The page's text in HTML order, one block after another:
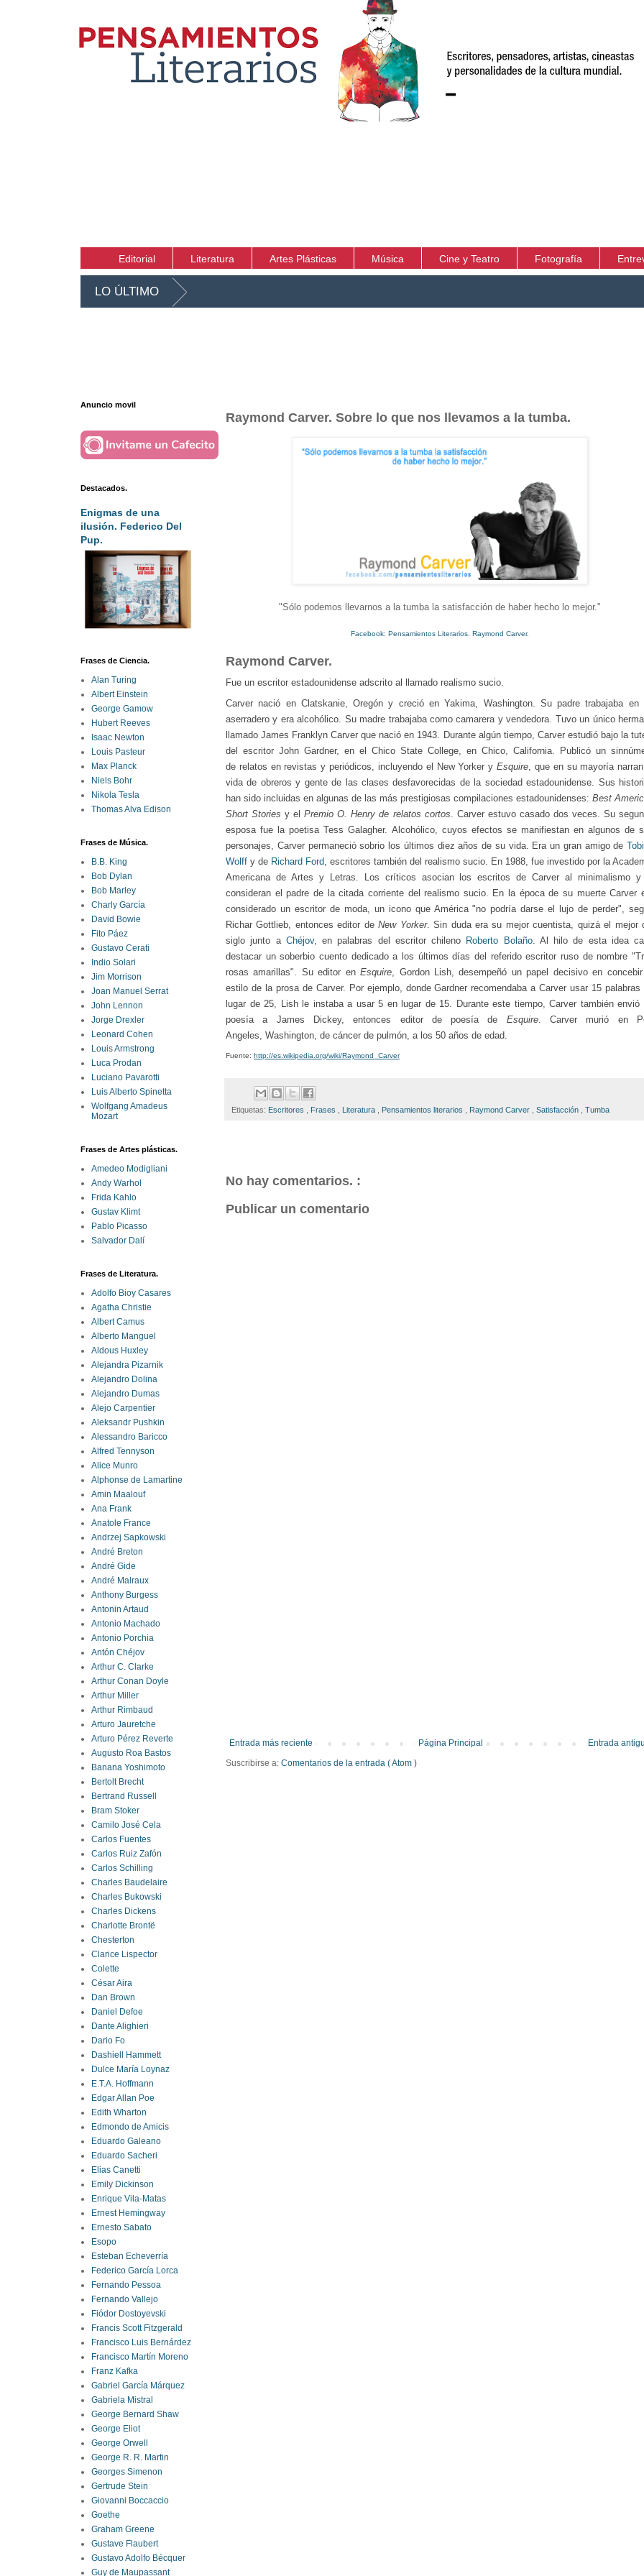
Editorial Literatura Artes Plásticas Música Cine y Teatro Fotografía
LO ÚLTIMO
Raymond Carver. Sobre lo que nos llevamos a la tumba.
"Sólo podemos llevarnos a la tumba la satisfacción de haber hecho lo mejor. "
Facebook: Pensamientos Literarios. Raymond Carver.
Raymond Carver.
Fue un escritor estadounidense adscrito al llamado realismo sucio.
Carver nació en Clatskanie, Oregón y creció en Yakima, Washington. Su padre trabajaba en
aserradero y era alcohólico. Su madre trabajaba como camarera y vendedora. Tuvo un único
llamado James Franklyn Carver que nació en 1943.
Durante algún tiempo, Carver estudió bajo la
del escritor John Gardner, en el Chico State College, en Chico California . Publicó un
de relatos en revistas y periódicos, incluyendo el New Yorker y Esquire , que en su mayoría
vida de obreros y gente de las clases desfavorecidas de la sociedad estadounidense . Sus
han sido incluidas en algunas de las más prestigiosas compilaciones estadounidenses: Best
Short Stories y el Premio O. Henry de relatos cortos
Carver estuvo casado dos veces. Su
esposa fue la poetisa Tess Galagher. Alcohólico , cuyos efectos se manifiestan en algunos de
personajes, Carver permaneció sobrio los últimos diez años de su vida. Era un gran amigo de
Wolff y de Richard Ford , escritores también del realismo sucio. En 1988 , fue investido por la
Americana de Artes y Letras.
Los críticos asocian los escritos de Carver al minimalismo y
consideran el padre de la citada corriente del realismo sucio. En la época de su muerte Carver
considerado un escritor de moda, un icono que América "no podría darse el lujo de perder",
Richar Gottlieb, entonces editor de New Yorker. Sin duda era su mejor cuentista, quizá el mejor
siglo junto a Chéjov, en palabras del escritor chileno Roberto Bolaño. Al hilo de esta idea
destacar un soberbio cuento dedicado a los últimos días del referido escritor ruso de nombre
rosas amarillas". Su editor en Esquire Gordon Lish , desempeñó un papel decisivo en
estilo de la prosa de Carver. Por ejemplo, donde Gardner recomendaba a Carver usar 15 palabras
lugar de 25, Lish le instaba a usar 5 en lugar de 15. Durante este tiempo, Carver también envió
poesía a James Dickey, entonces editor de poesía de
Esquire.Carver murió en
Angeles Washington , de cáncer de pulmón , a los 50 años de edad.
Fuente: http://es.wikipedia.org/wiki/Raymond_Carver
Etiquetas: Escritores Frases Literatura Pensamientos literarios Raymond Carver Satisfacción Tumba
No hay comentarios. :
Publicar un comentario
Entrada más reciente Entrada
Página Principal
Suscribirse a: Comentarios de la entrada ( Atom )
Anuncio movil
Destacados.
Enigmas de una
ilusión. Federico Del
Pup.
Frases de Ciencia.
Alan Turing
Albert Einstein
George Gamow
Hubert Reeves
Isaac Newton
Louis Pasteur
Max Planck
Niels Bohr
Nikola Tesla
Thomas Alva Edison
Frases de Música.
B.B. King
Bob Dylan
Bob Marley
Charly García
David Bowie
Fito Páez
Gustavo Cerati
Indio Solari
Jim Morrison
Joan Manuel Serrat
John Lennon
Jorge Drexler
Leonard Cohen
Louis Armstrong
Luca Prodan
Luciano Pavarotti
Luis Alberto Spinetta
Wolfgang Amadeus
Mozart
Frases de Artes plásticas.
Amedeo Modigliani
Andy Warhol
Frida Kahlo
Gustav Klimt
Pablo Picasso
Salvador Dalí
Frases de Literatura.
Adolfo Bioy Casares
Agatha Christie
Albert Camus
Alberto Manguel
Aldous Huxley
Alejandra Pizarnik
Alejandro Dolina
Alejandro Dumas
Alejo Carpentier
Aleksandr Pushkin
Alessandro Baricco
Alfred Tennyson
Alice Munro
Alphonse de Lamartine
Amin Maalouf
Ana Frank
Anatole France
Andrzej Sapkowski
André Breton
André Gide
André Malraux
Anthony Burgess
Antonin Artaud
Antonio Machado
Antonio Porchia
Antón Chéjov
Arthur C. Clarke
Arthur Conan Doyle
Arthur Miller
Arthur Rimbaud
Arturo Jauretche
Arturo Pérez Reverte
Augusto Roa Bastos
Banana Yoshimoto
Bertolt Brecht
Bertrand Russell
Bram Stoker
Camilo José Cela
Carlos Fuentes
Carlos Ruiz Zafón
Carlos Schilling
Charles Baudelaire
Charles Bukowski
Charles Dickens
Charlotte Brontë
Chesterton
Clarice Lispector
Colette
César Aira
Dan Brown
Daniel Defoe
Dante Alighieri
Dario Fo
Dashiell Hammett
Dulce María Loynaz
E.T.A. Hoffmann
Edgar Allan Poe
Edith Wharton
Edmondo de Amicis
Eduardo Galeano
Eduardo Sacheri
Elias Canetti
Emily Dickinson
Enrique Vila-Matas
Ernest Hemingway
Ernesto Sabato
Esopo
Esteban Echeverría
Federico García Lorca
Fernando Pessoa
Fernando Vallejo
Fiódor Dostoyevski
Francis Scott Fitzgerald
Francisco Luis Bernárdez
Francisco Martín Moreno
Franz Kafka
Gabriel García Márquez
Gabriela Mistral
George Bernard Shaw
George Eliot
George Orwell
George R. R. Martin
Georges Simenon
Gertrude Stein
Giovanni Boccaccio
Goethe
Graham Greene
Gustave Flaubert
Gustavo Adolfo Bécquer
Guy de Maupassant